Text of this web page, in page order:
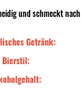
und schmeckt
Getränk:
Bierstil: